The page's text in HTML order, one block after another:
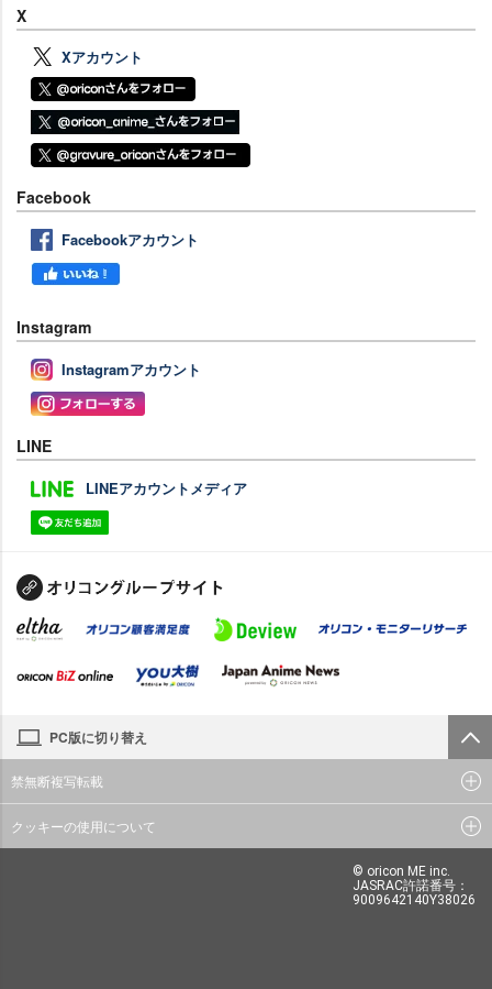
X
Xアカウント
Facebook
Facebookアカウント
Instagram
Instagramアカウント
LINE
LINEアカウントメディア
PC版に切り替え
禁無断複写転載
クッキーの使用について
© oricon ME inc.
JASRAC許諾番号：
9009642140Y38026